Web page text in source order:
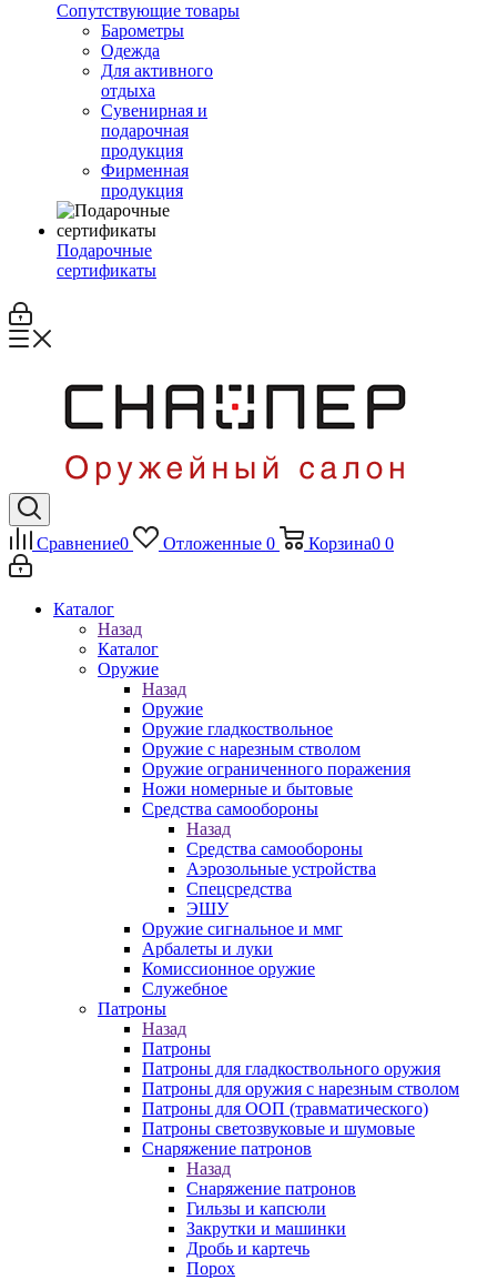
Сопутствующие товары
Барометры
Одежда
Для активного
отдыха
Сувенирная и
подарочная
продукция
Фирменная
продукция
Подарочные
сертификаты
Сравнение0 Отложенные 0 Корзина0 0
Каталог
Назад
Каталог
Оружие
Назад
Оружие
Оружие гладкоствольное
Оружие с нарезным стволом
Оружие ограниченного поражения
Ножи номерные и бытовые
Средства самообороны
Назад
Средства самообороны
Аэрозольные устройства
Спецсредства
ЭШУ
Оружие сигнальное и ммг
Арбалеты и луки
Комиссионное оружие
Служебное
Патроны
Назад
Патроны
Патроны для гладкоствольного оружия
Патроны для оружия с нарезным стволом
Патроны для ООП (травматического)
Патроны светозвуковые и шумовые
Снаряжение патронов
Назад
Снаряжение патронов
Гильзы и капсюли
Закрутки и машинки
Дробь и картечь
Порох